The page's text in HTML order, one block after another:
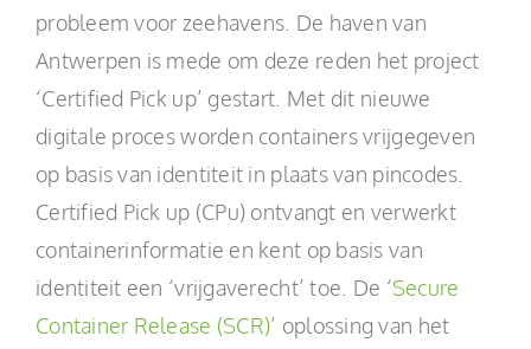
probleem voor zeehavens. De haven van
Antwerpen is mede om deze reden het project
‘Certified Pick up’ gestart. Met dit nieuwe
digitale proces worden containers vrijgegeven
op basis van identiteit in plaats van pincodes.
Certified Pick up (CPu) ontvangt en verwerkt
containerinformatie en kent op basis van
identiteit een ‘vrijgaverecht’ toe. De ‘Secure
Container Release (SCR)’ oplossing van het